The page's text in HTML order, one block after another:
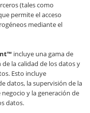
(tales como
permite el acceso
mediante el
incluye una gama de
la calidad de los datos y
Esto incluye
datos, la supervisión de la
y la generación de
datos.